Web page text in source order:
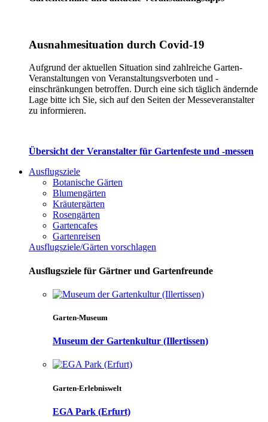
Ausnahmesituation durch Covid-19
Aufgrund der aktuellen Situation sind zahlreiche Garten-
Veranstaltungen von Veranstaltungsverboten und -
einschränkungen betroffen. Durch eine sich täglich ändernde
Lage bitte ich Sie, sich auf den Seiten der Messeveranstalter
zu informieren.
Übersicht der Veranstalter für Gartenfeste und -messen
Ausflugsziele
Botanische Gärten
Blumengärten
Kräutergärten
Rosengärten
Gartencafes
Gartenreisen
Ausflugsziele/Gärten vorschlagen
Ausflugsziele für Gärtner und Gartenfreunde
Garten-Museum
Museum der Gartenkultur (Illertissen)
Garten-Erlebniswelt
EGA Park (Erfurt)